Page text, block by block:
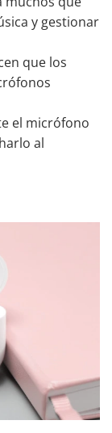
y gestionar
que los
el micrófono
al